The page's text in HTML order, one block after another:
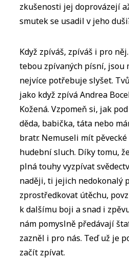
zkušenosti jej doprovázejí
smutek se usadil v jeho
Když zpíváš, zpíváš i pro
tebou zpívaných písní, jsou
nejvíce potřebuje slyšet.
jako když zpívá Andrea
Kožená. Vzpomeň si, jak
děda, babička, táta nebo
bratr. Nemuseli mít
hudební sluch. Díky tomu,
plná touhy vyzpívat
naději, ti jejich nedokonalý
zprostředkovat útěchu,
k dalšímu boji a snad i
nám pomyslně předávají
zazněl i pro nás. Teď už je
začít zpívat.